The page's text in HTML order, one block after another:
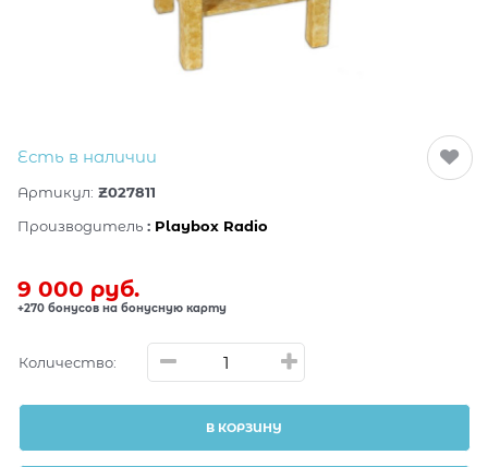
Есть в наличии
Артикул: Z027811
Производитель : Playbox Radio
9 000 руб.
+270 бонусов на бонусную карту
Количество:
В КОРЗИНУ